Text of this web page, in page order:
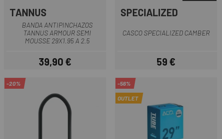
TANNUS
BANDA ANTIPINCHAZOS
TANNUS ARMOUR SEMI
MOUSSE 29X1.95 A 2.5
Precio
39,90 €
SPECIALIZED
CASCO SPECIALIZED CAMBER
Precio
59 €
-20% -56%
OUTLET